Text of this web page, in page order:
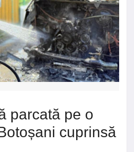
parcată pe o
cuprinsă